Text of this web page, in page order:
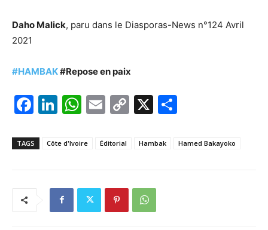
Daho Malick, paru dans le Diasporas-News n°124 Avril
2021
#HAMBAK#Repose en paix
F
c
Li
k
n
W
at
p
p
E
ai
C
p
n
k
X
ta
TAGS Côte d'Ivoire Éditorial Hambak Hamed Bakayoko